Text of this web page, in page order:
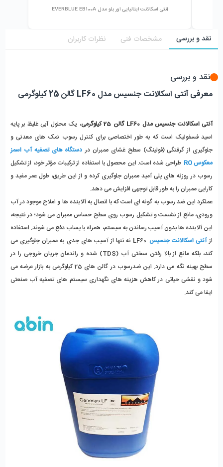
آنتی اسکالانت ایتالیایی اور بلو مدل EVERBLUE EB100A
نقد و بررسی مشخصات فنی نظرات کاربران
نقد و بررسی
معرفی آنتی اسکالانت جنسیس مدل LF60 گالن 25 کیلوگرمی
آنتی اسکالانت جنسیس مدل LF60 گالن 25 کیلوگرمی ،
جلوگیری از گرفتگی (فولینگ) سطح غشای ممبران در
معکوس RO
کارایی ممبران را به طور قابل‌ توجهی افزایش می‌ دهد.
از آنتی اسکالانت جنسیس
ایفا می‌ کند.